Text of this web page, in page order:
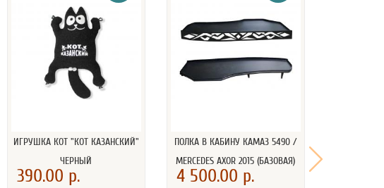
ИГРУШКА КОТ "КОТ КАЗАНСКИЙ"
ЧЕРНЫЙ
390.00 р.
ПОЛКА В КАБИНУ КАМАЗ 5490 /
MERCEDES AXOR 2015 (БАЗОВАЯ)
4 500.00 р.